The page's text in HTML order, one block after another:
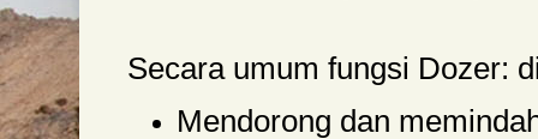
Secara umum fungsi Dozer:
Mendorong dan